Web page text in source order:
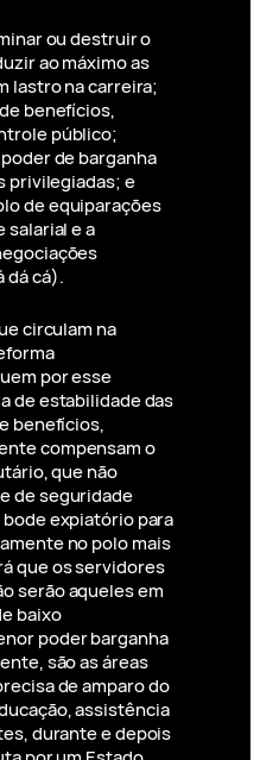
ou destruir o
ao máximo as
lastro na carreira;
benefícios,
público;
de barganha
privilegiadas; e
de equiparações
salarial e a
dá cá).
circulam na
por esse
de estabilidade das
benefícios,
compensam o
que não
de seguridade
bode expiatório para
no polo mais
que os servidores
serão aqueles em
baixo
poder barganha
são as áreas
de amparo do
assistência
durante e depois